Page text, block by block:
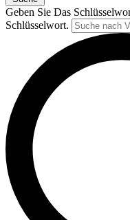
Geben Sie Das
Schlüsselwort.